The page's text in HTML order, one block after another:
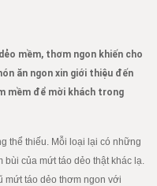
mềm, thơm ngon khiến cho
ăn ngon xin giới thiệu đến
mềm để mời khách trong
thể thiếu. Mỗi loại lại có những
bùi của mứt táo dẻo thật khác lạ.
mứt táo dẻo thơm ngon với